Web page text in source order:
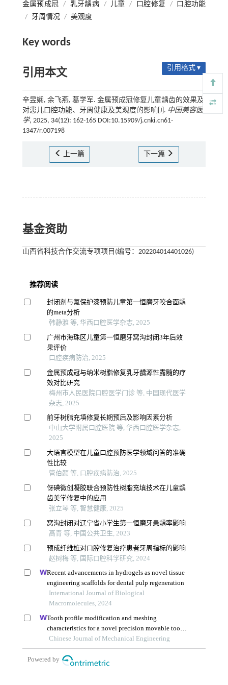
金属预成冠 / 乳牙龋病 / 儿童 / 口腔修复 /
口腔功能
/ 牙周情况 / 美观度
Key words
引用本文 引用格式 ▾
辛昱娴, 余飞燕, 葛学军. 金属预成冠修复儿童龋齿的效果及
对患儿口腔功能、牙周健康及美观度的影响[J]. 中国美容医
学, 2025, 34(12): 162-165 DOI:10.15909/j.cnki.cn61-
1347/r.007198
上一篇 下一篇
基金资助
山西省科技合作交流专项项目(编号：202204014401026)